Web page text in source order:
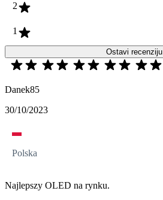
2
1
Ostavi recenziju
Danek85
30/10/2023
Polska
Najlepszy OLED na rynku.